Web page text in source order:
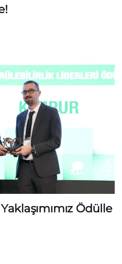
Ödülle